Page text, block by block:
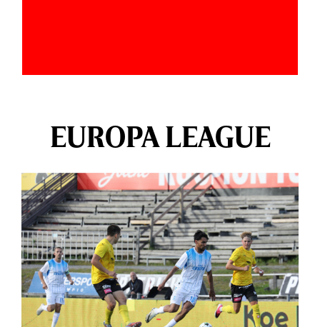
EUROPA LEAGUE